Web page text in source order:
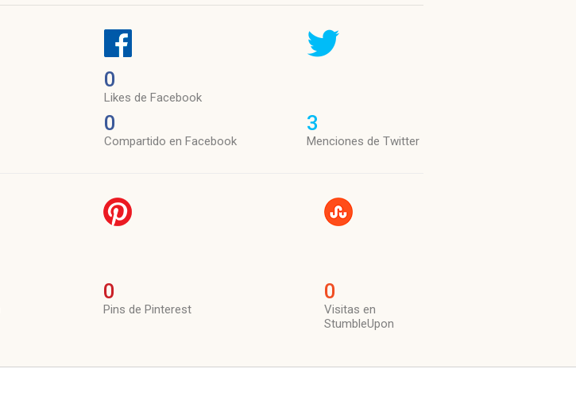
0
Likes de Facebook
0
Compartido en Facebook
3
Menciones de Twitter
0
Pins de Pinterest
0
Visitas en
StumbleUpon